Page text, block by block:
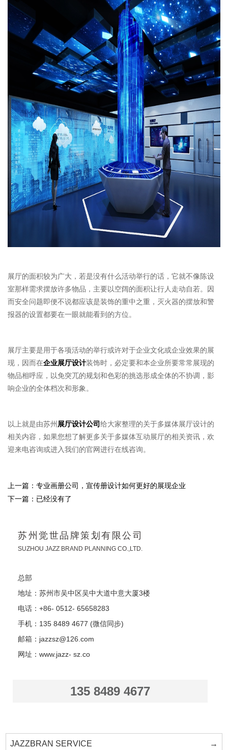
展厅的面积较为广大，若是没有什么活动举行的话，它就不像陈设
室那样需求摆放许多物品，主要以空阔的面积让行人走动自若。因
而安全问题即便不说都应该是装饰的重中之重，灭火器的摆放和警
报器的设置都要在一眼就能看到的方位。
展厅主要是用于各项活动的举行或许对于企业文化或企业效果的展
现，因而在企业展厅设计装饰时，必定要和本企业所要常常展现的
物品相呼应，以免突兀的规划和色彩的挑选形成全体的不协调，影
响企业的全体档次和形象。
以上就是由苏州 展厅设计公司 给大家整理的关于多媒体展厅设计的
相关内容，如果您想了解更多关于多媒体互动展厅的相关资讯，欢
迎来电咨询或进入我们的官网进行在线咨询。
上一篇：专业画册公司，宣传册设计如何更好的展现企业
下一篇：已经没有了
苏州觉世品牌策划有限公司
SUZHOU JAZZ BRAND PLANNING CO.,LTD.
总部
地址：苏州市吴中区吴中大道中意大厦3楼
电话：+86- 0512- 65658283
手机：135 8489 4677 (微信同步)
邮箱：jazzsz@126.com
网址：www.jazz- sz.co
135 8489 4677
JAZZBRAN SERVICE →